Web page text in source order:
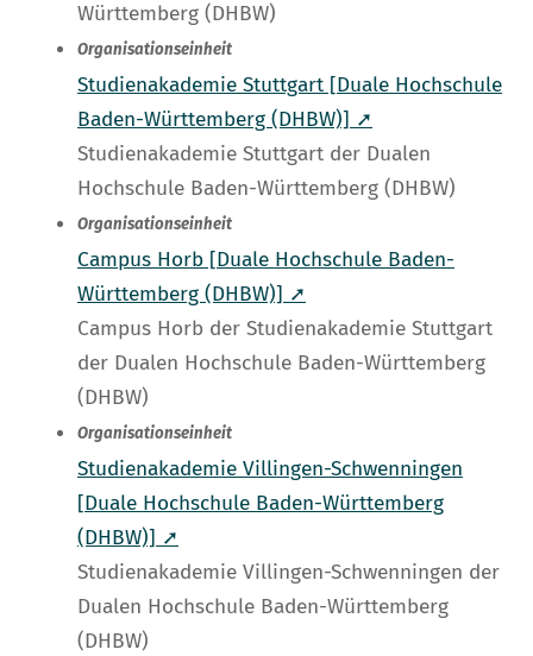
Württemberg (DHBW)
Organisationseinheit
Studienakademie Stuttgart [Duale Hochschule
Baden-Württemberg (DHBW)] ➚
Studienakademie Stuttgart der Dualen
Hochschule Baden-Württemberg (DHBW)
Organisationseinheit
Campus Horb [Duale Hochschule Baden-
Württemberg (DHBW)] ➚
Campus Horb der Studienakademie Stuttgart
der Dualen Hochschule Baden-Württemberg
(DHBW)
Organisationseinheit
Studienakademie Villingen-Schwenningen
[Duale Hochschule Baden-Württemberg
(DHBW)] ➚
Studienakademie Villingen-Schwenningen der
Dualen Hochschule Baden-Württemberg
(DHBW)